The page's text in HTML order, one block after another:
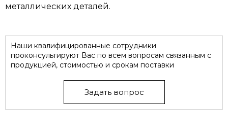
металлических деталей.
Наши квалифицированные сотрудники
проконсультируют Вас по всем вопросам связанным с
продукцией, стоимостью и срокам поставки
Задать вопрос